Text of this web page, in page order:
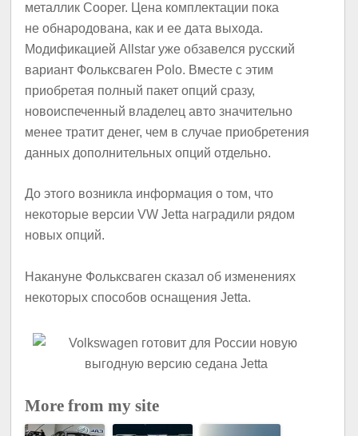
металлик Cooper. Цена комплектации пока
не обнародована, как и ее дата выхода.
Модификацией Allstar уже обзавелся русский
вариант Фольксваген Polo. Вместе с этим
приобретая полный пакет опций сразу,
новоиспеченный владелец авто значительно
менее тратит денег, чем в случае приобретения
данных дополнительных опций отдельно.
До этого возникла информация о том, что
некоторые версии VW Jetta наградили рядом
новых опций.
Накануне Фольксваген сказал об изменениях
некоторых способов оснащения Jetta.
More from my site